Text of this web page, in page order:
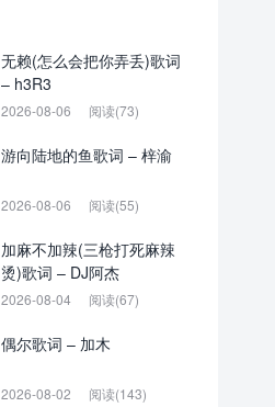
无赖(怎么会把你弄丢)歌词
– h3R3
2026-08-06 阅读(73)
游向陆地的鱼歌词 – 梓渝
2026-08-06 阅读(55)
加麻不加辣(三枪打死麻辣
烫)歌词 – DJ阿杰
2026-08-04 阅读(67)
偶尔歌词 – 加木
2026-08-02 阅读(143)